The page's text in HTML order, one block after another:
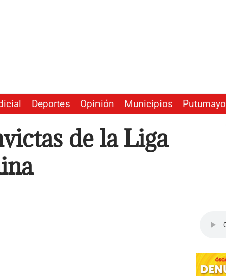
Deportes Opinión Municipios Putumayo
de la Liga